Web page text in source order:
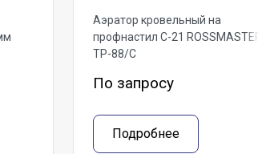
Аэратор кровельный на
профнастил С-21 ROSSMASTER
ТР-88/С
По запросу
Подробнее